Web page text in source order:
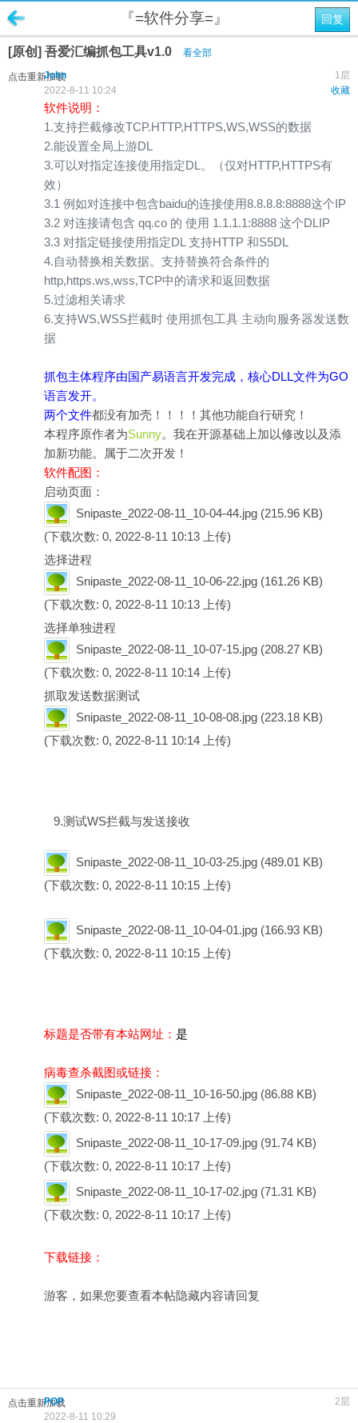
回复
『=软件分享=』
[原创] 吾爱汇编抓包工具v1.0 看全部
点击重新加载 1层
John
收藏
2022-8-11 10:24
软件说明：
1.支持拦截修改TCP.HTTP,HTTPS,WS,WSS的数据
2.能设置全局上游DL
3.可以对指定连接使用指定DL。（仅对HTTP,HTTPS有
效）
3.1 例如对连接中包含baidu的连接使用8.8.8.8:8888这个IP
3.2 对连接请包含 qq.co 的 使用 1.1.1.1:8888 这个DLIP
3.3 对指定链接使用指定DL 支持HTTP 和S5DL
4.自动替换相关数据。支持替换符合条件的
http,https.ws,wss,TCP中的请求和返回数据
5.过滤相关请求
6.支持WS,WSS拦截时 使用抓包工具 主动向服务器发送数
据
抓包主体程序由国产易语言开发完成，核心DLL文件为GO
语言发开。
两个文件都没有加壳！！！！其他功能自行研究！
本程序原作者为Sunny。我在开源基础上加以修改以及添
加新功能。属于二次开发！
软件配图：
启动页面：
Snipaste_2022-08-11_10-04-44.jpg (215.96 KB)
(下载次数: 0, 2022-8-11 10:13 上传)
选择进程
Snipaste_2022-08-11_10-06-22.jpg (161.26 KB)
(下载次数: 0, 2022-8-11 10:13 上传)
选择单独进程
Snipaste_2022-08-11_10-07-15.jpg (208.27 KB)
(下载次数: 0, 2022-8-11 10:14 上传)
抓取发送数据测试
Snipaste_2022-08-11_10-08-08.jpg (223.18 KB)
(下载次数: 0, 2022-8-11 10:14 上传)
9.测试WS拦截与发送接收
Snipaste_2022-08-11_10-03-25.jpg (489.01 KB)
(下载次数: 0, 2022-8-11 10:15 上传)
Snipaste_2022-08-11_10-04-01.jpg (166.93 KB)
(下载次数: 0, 2022-8-11 10:15 上传)
标题是否带有本站网址： 是
病毒查杀截图或链接：
Snipaste_2022-08-11_10-16-50.jpg (86.88 KB)
(下载次数: 0, 2022-8-11 10:17 上传)
Snipaste_2022-08-11_10-17-09.jpg (91.74 KB)
(下载次数: 0, 2022-8-11 10:17 上传)
Snipaste_2022-08-11_10-17-02.jpg (71.31 KB)
(下载次数: 0, 2022-8-11 10:17 上传)
下载链接：
游客，如果您要查看本帖隐藏内容请回复
点击重新加载 2层
POP
2022-8-11 10:29